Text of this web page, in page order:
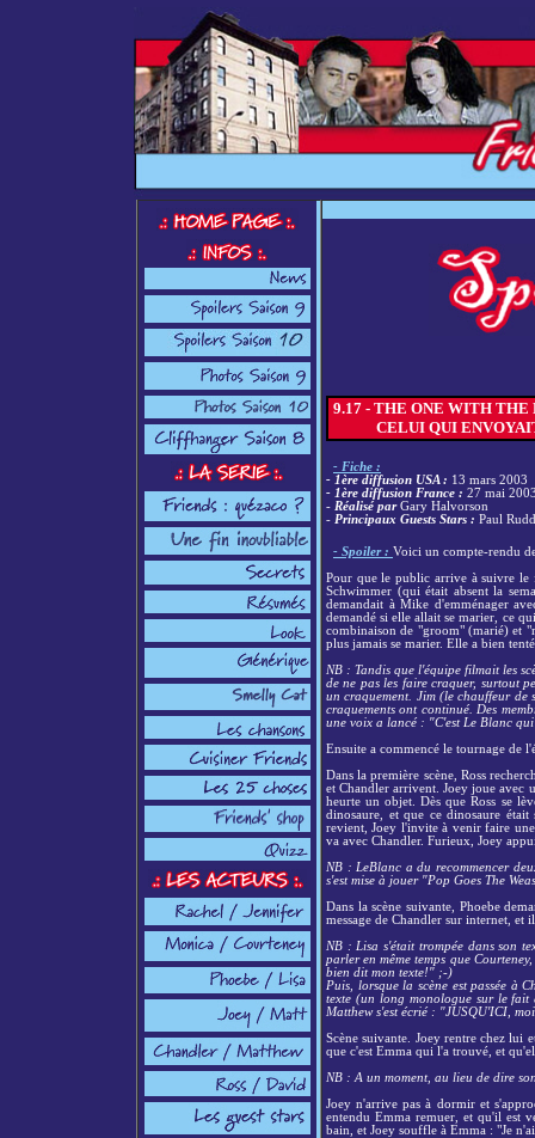
9.17 - THE ONE WITH THE
CELUI QUI
- Fiche :
- 1ère diffusion USA : 13 mars 2003
- 1ère diffusion France : 27 mai
- Réalisé par Gary Halvorson
- Principaux Guests Stars : Paul
- Spoiler : Voici un compte-rendu
Pour que le public arrive à suivre le
Schwimmer (qui était absent la
demandait à Mike d'emménager
demandé si elle allait se marier, ce
combinaison de "groom" (marié) et
plus jamais se marier. Elle a bien
NB : Tandis que l'équipe filmait les
de ne pas les faire craquer, surtout
un craquement. Jim (le chauffeur de
craquements ont continué. Des
une voix a lancé : "C'est Le Blanc
Ensuite a commencé le tournage de
Dans la première scène, Ross
et Chandler arrivent. Joey joue avec
heurte un objet. Dès que Ross se
dinosaure, et que ce dinosaure
revient, Joey l'invite à venir faire une
va avec Chandler. Furieux, Joey
NB : LeBlanc a du recommencer
s'est mise à jouer "Pop Goes The
Dans la scène suivante, Phoebe
message de Chandler sur internet, et
NB : Lisa s'était trompée dans son
parler en même temps que
bien dit mon texte!" ;-)
Puis, lorsque la scène est passée à
texte (un long monologue sur le
Matthew s'est écrié : "JUSQU'ICI,
Scène suivante. Joey rentre chez
que c'est Emma qui l'a trouvé, et
NB : A un moment, au lieu de dire
Joey n'arrive pas à dormir et
entendu Emma remuer, et qu'il est
bain, et Joey souffle à Emma : "Je